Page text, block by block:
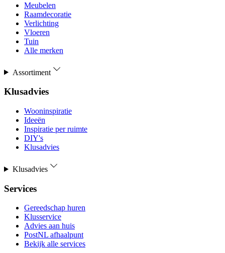
Meubelen
Raamdecoratie
Verlichting
Vloeren
Tuin
Alle merken
Assortiment
Klusadvies
Wooninspiratie
Ideeën
Inspiratie per ruimte
DIY's
Klusadvies
Klusadvies
Services
Gereedschap huren
Klusservice
Advies aan huis
PostNL afhaalpunt
Bekijk alle services